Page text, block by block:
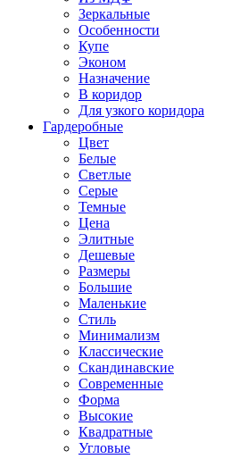
Зеркальные
Особенности
Купе
Эконом
Назначение
В коридор
Для узкого коридора
Гардеробные
Цвет
Белые
Светлые
Серые
Темные
Цена
Элитные
Дешевые
Размеры
Большие
Маленькие
Стиль
Минимализм
Классические
Скандинавские
Современные
Форма
Высокие
Квадратные
Угловые